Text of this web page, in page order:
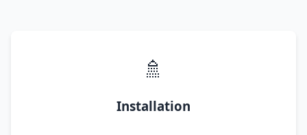
🚿
Installation